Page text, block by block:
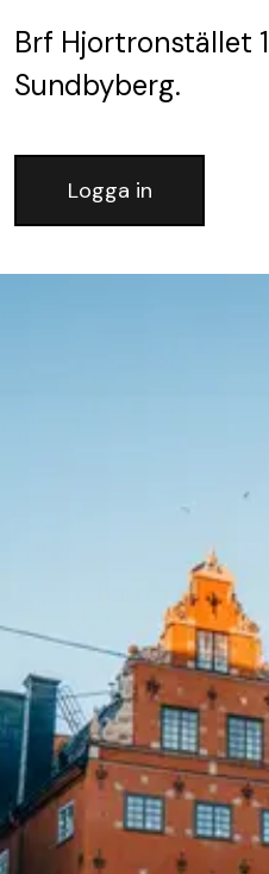
Brf Hjortronstället 1
Sundbyberg.
Logga in